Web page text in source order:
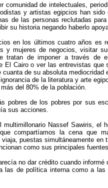
comunidad de intelectuales,
y artistas egipcios han sido
de las personas reclutadas
su historia negando haberlo
en los últimos cuatro años es
y mujeres de negocios, visitar
tratan de imponer a través de
El Cairo o ver las entrevistas que
de su absoluta mediocridad
de la literatura y arte
del 80% de la población.
pobres de los pobres por sus
sus acciones.
Nassef Sawiris, el
compartíamos la cena que
puestas simultáneamente en
como sus principales
no dar crédito cuando informé
las de política interna como a